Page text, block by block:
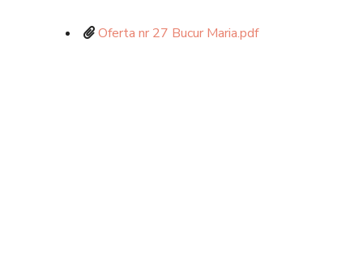
Oferta nr 27 Bucur Maria.pdf